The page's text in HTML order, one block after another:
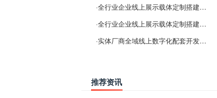
·全行业企业线上展示载体定制搭建服务
·全行业企业线上展示载体定制搭建服务
·实体厂商全域线上数字化配套开发与地域检索优化服务
推荐资讯